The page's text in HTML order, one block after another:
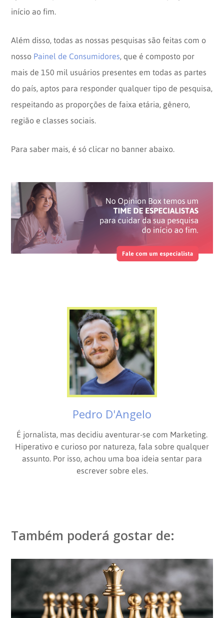
início ao fim.
Além disso, todas as nossas pesquisas são feitas com o
nosso Painel de Consumidores, que é composto por
mais de 150 mil usuários presentes em todas as partes
do país, aptos para responder qualquer tipo de pesquisa,
respeitando as proporções de faixa etária, gênero,
região e classes sociais.
Para saber mais, é só clicar no banner abaixo.
Pedro D'Angelo
É jornalista, mas decidiu aventurar-se com Marketing.
Hiperativo e curioso por natureza, fala sobre qualquer
assunto. Por isso, achou uma boa ideia sentar para
escrever sobre eles.
Também poderá gostar de: